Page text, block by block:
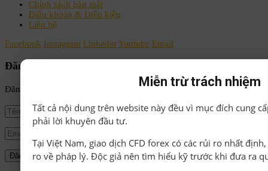
Chính sách bảo mật
Điều khoản & Điều kiện
Liên hệ
Facebook Instagram Linkedin Youtube Email
Đăng ký nhận tin
Đăng ký để nhận tin tức mới nhất từ FxOnline24h!
Miễn trừ trách nhiệm
Tất cả nội dung trên website này đều vì mục đích cung
phải lời khuyên đầu tư.
Tại Việt Nam, giao dịch CFD forex có các rủi ro nhất
ro về pháp lý. Độc giả nên tìm hiểu kỹ trước khi đưa ra